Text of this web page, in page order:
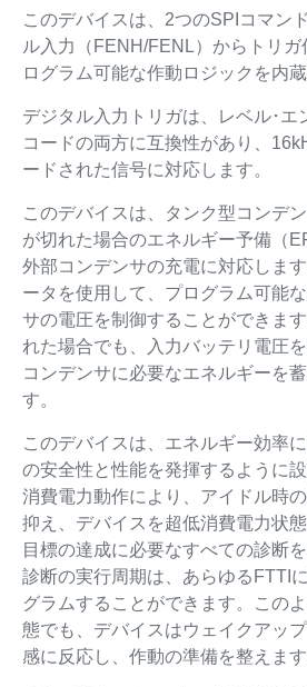
このデバイスは、2つのSPIコマン
ル入力（FENH/FENL）からトリ
ログラム可能な作動ロジックを内蔵
デジタル入力トリガは、レベル･エ
コードの両方に互換性があり、
ードされた信号に対応します。
このデバイスは、タンク型コンデ
が切れた場合のエネルギー予備（
外部コンデンサの充電に対応しま
ータを使用して、プログラム可能
サの電圧を制御することができま
れた場合でも、入力バッテリ電圧
コンデンサに必要なエネルギーを
す。
このデバイスは、エネルギー効率
の安全性と性能を発揮するように
消費電力動作により、アイドル時
抑え、デバイスを超低消費電力状
目標の達成に必要なすべての診断
診断の実行周期は、あらゆるFTTI
グラムすることができます。この
態でも、デバイスはウェイクアッ
感に反応し、作動の準備を整えます